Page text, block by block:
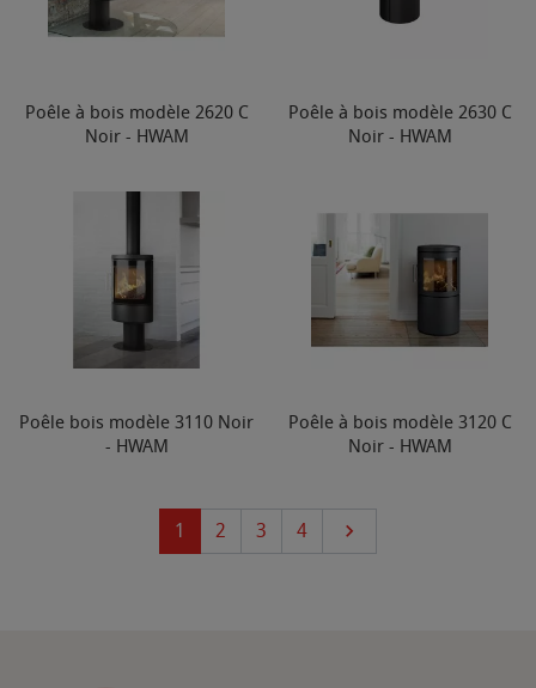
Poêle à bois modèle 2620 C
Noir - HWAM
Poêle à bois modèle 2630 C
Noir - HWAM
Poêle bois modèle 3110 Noir
- HWAM
Poêle à bois modèle 3120 C
Noir - HWAM
1 2 3 4 Suivant
